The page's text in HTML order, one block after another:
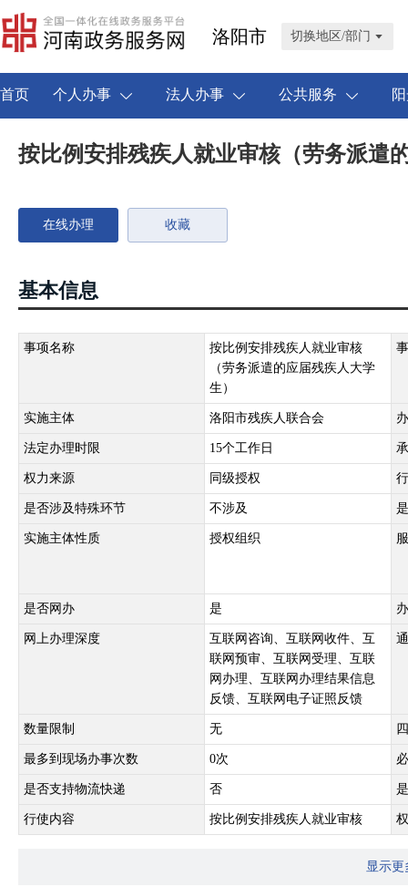
洛阳市 切换地区/部门
首页 个人办事 法人办事 公共服务
按比例安排残疾人就业审核（劳务派遣
在线办理 收藏
基本信息
事项名称
按比例安排残疾人就业审核
（劳务派遣的应届残疾人大学
生）
实施主体 洛阳市残疾人联合会
法定办理时限 15个工作日
权力来源 同级授权
是否涉及特殊环节 不涉及
实施主体性质 授权组织
是否网办 是
网上办理深度
互联网咨询、互联网收件、互
联网预审、互联网受理、互联
网办理、互联网办理结果信息
反馈、互联网电子证照反馈
数量限制 无
最多到现场办事次数 0次
是否支持物流快递 否
行使内容 按比例安排残疾人就业审核
显示更